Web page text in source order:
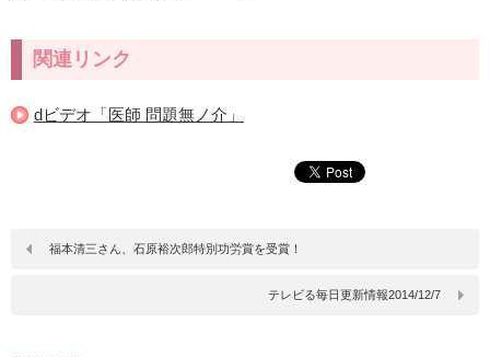
関連リンク
dビデオ「医師 問題無ノ介」
福本清三さん、石原裕次郎特別功労賞を受賞！
テレビる毎日更新情報2014/12/7